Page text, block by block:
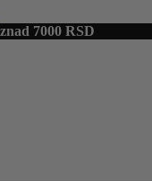
7000 RSD